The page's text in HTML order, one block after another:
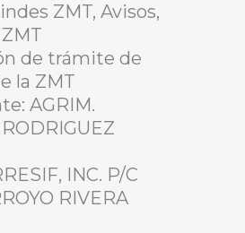
ZMT, Avisos,
de trámite de
la ZMT
AGRIM.
INC. P/C
RIVERA